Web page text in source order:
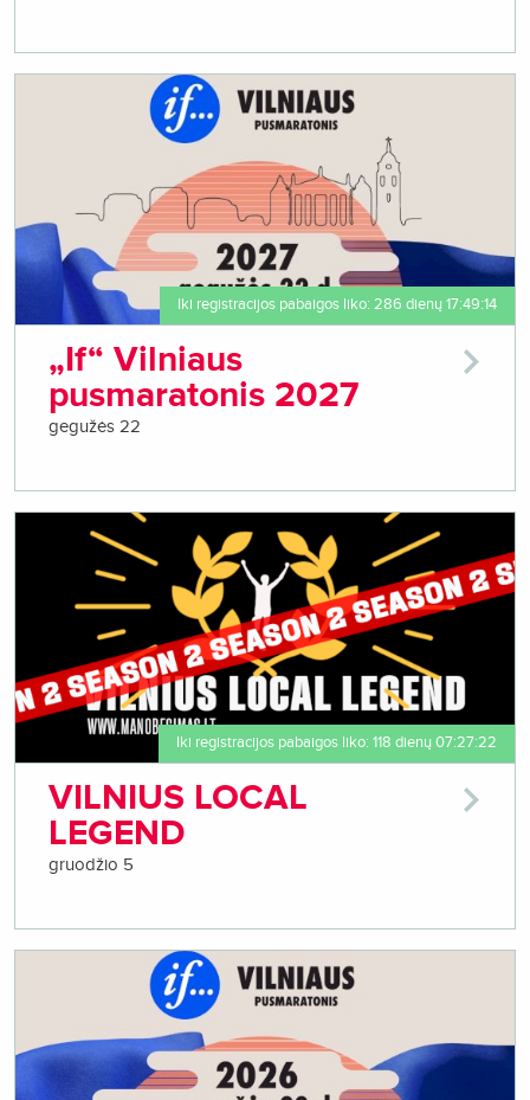
Iki registracijos pabaigos liko: 286 dienų 17:49:14
„If“ Vilniaus
pusmaratonis 2027
gegužės 22
Iki registracijos pabaigos liko: 118 dienų 07:27:22
VILNIUS LOCAL
LEGEND
gruodžio 5